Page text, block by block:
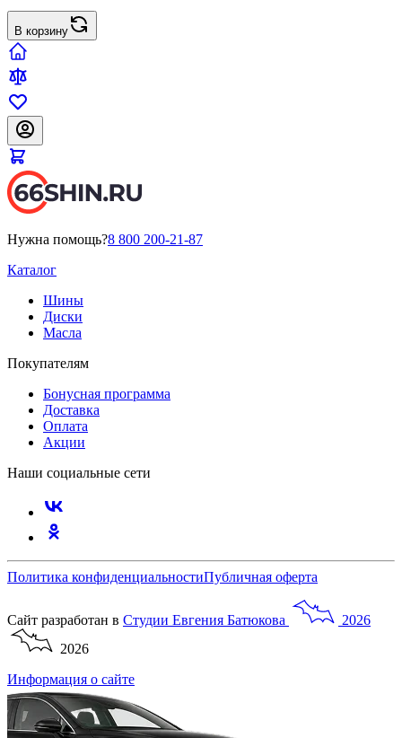
В корзину
Нужна помощь?8 800 200-21-87
Каталог
Шины
Диски
Масла
Покупателям
Бонусная программа
Доставка
Оплата
Акции
Наши социальные сети
Политика конфиденциальностиПубличная оферта
Сайт разработан в Студии Евгения Батюкова
2026
2026
Информация о сайте